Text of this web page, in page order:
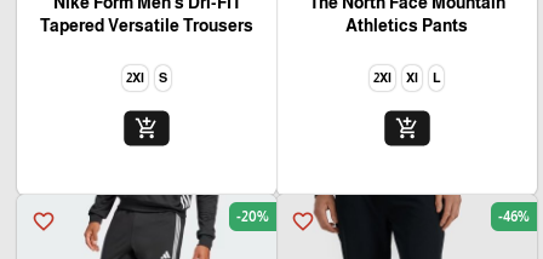
Athletics Pants
L
Xl
2Xl
add_shopping_cart
Tapered Versatile Trousers
S
2Xl
add_shopping_cart
favorite_border -46%
favorite_border -20%